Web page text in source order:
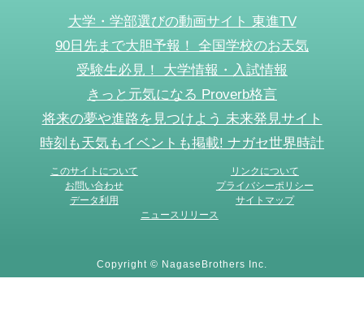
大学・学部選びの動画サイト 東進TV
90日先まで大胆予報！ 全国学校のお天気
受験生必見！ 大学情報・入試情報
きっと元気になる Proverb格言
将来の夢や進路を見つけよう 未来発見サイト
時刻も天気もイベントも掲載! ナガセ世界時計
このサイトについて
リンクについて
お問い合わせ
プライバシーポリシー
データ利用
サイトマップ
ニュースリリース
Copyright © NagaseBrothers Inc.